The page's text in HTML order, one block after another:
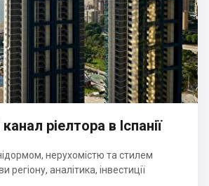
ріелтора в Іспанії
нерухомістю та стилем
аналітика, інвестиції